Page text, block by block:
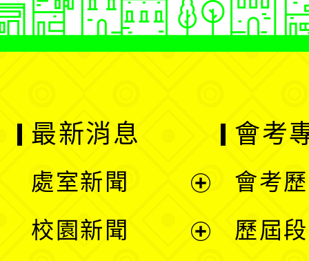
最新消息
處室新聞
校園新聞
會考
會考
歷屆